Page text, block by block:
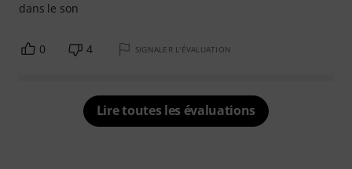
dans le son
0 4 SIGNALER L'ÉVALUATION
Lire toutes les évaluations